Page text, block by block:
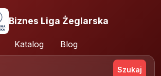
Biznes Liga Żeglarska
Katalog Blog
Szukaj